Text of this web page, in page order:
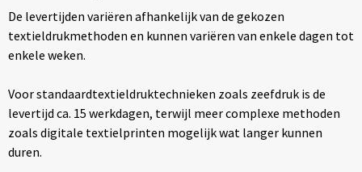
De levertijden variëren afhankelijk van de gekozen
textieldrukmethoden en kunnen variëren van enkele dagen tot
enkele weken.
Voor standaardtextieldruktechnieken zoals zeefdruk is de
levertijd ca. 15 werkdagen, terwijl meer complexe methoden
zoals digitale textielprinten mogelijk wat langer kunnen
duren.